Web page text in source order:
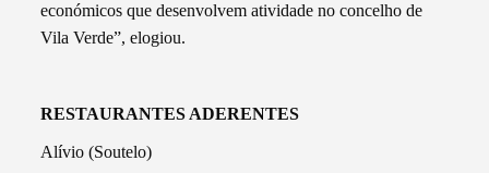
económicos que desenvolvem atividade no concelho de
Vila Verde”, elogiou.
RESTAURANTES ADERENTES
Alívio (Soutelo)